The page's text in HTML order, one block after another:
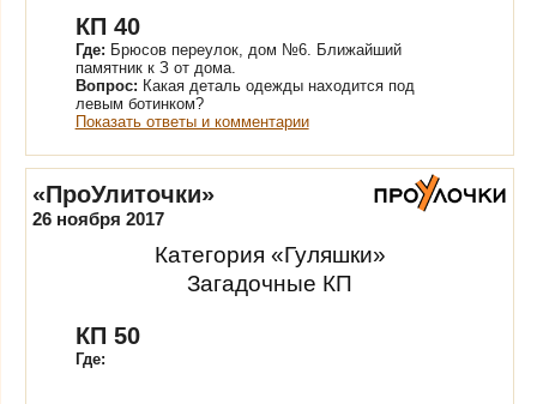
КП 40
Где: Брюсов переулок, дом №6. Ближайший
памятник к З от дома.
Вопрос: Какая деталь одежды находится под
левым ботинком?
Показать ответы и комментарии
«ПроУлиточки»
26 ноября 2017
Категория «Гуляшки»
Загадочные КП
КП 50
Где: